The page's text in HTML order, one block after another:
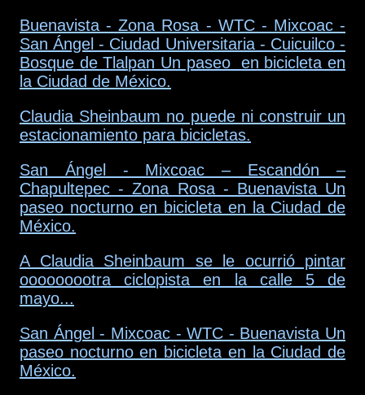
Buenavista - Zona Rosa - WTC - Mixcoac -
San Ángel - Ciudad Universitaria - Cuicuilco -
Bosque de Tlalpan Un paseo en bicicleta en
la Ciudad de México.
Claudia Sheinbaum no puede ni construir un
estacionamiento para bicicletas.
San Ángel - Mixcoac – Escandón –
Chapultepec - Zona Rosa - Buenavista Un
paseo nocturno en bicicleta en la Ciudad de
México.
A Claudia Sheinbaum se le ocurrió pintar
ooooooootra ciclopista en la calle 5 de
mayo...
San Ángel - Mixcoac - WTC - Buenavista Un
paseo nocturno en bicicleta en la Ciudad de
México.